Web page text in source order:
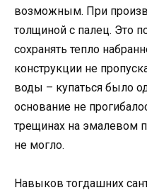
возможным. При
толщиной с палец. Это
сохранять тепло
конструкции не
воды – купаться было
основание не
трещинах на эмалевом
не могло.
Навыков тогдашних